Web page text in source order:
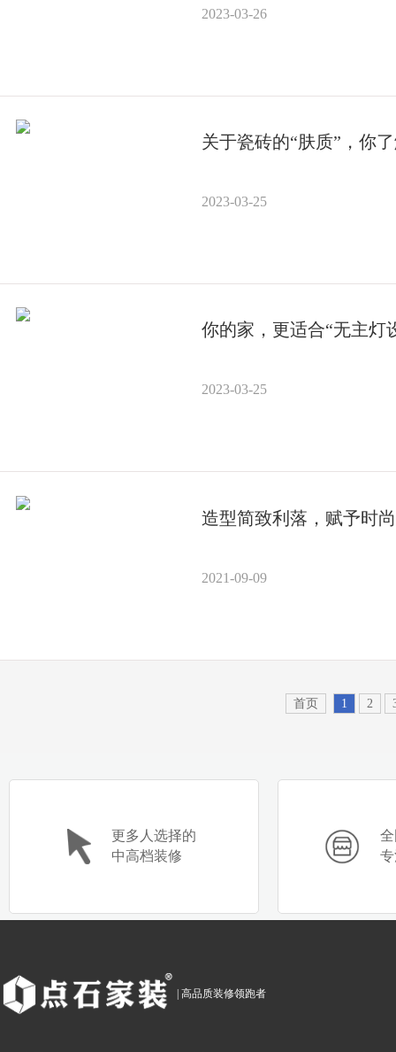
2023-03-26
关于瓷砖的“肤质”，你
2023-03-25
你的家，更适合“无主灯
2023-03-25
造型简致利落，赋予时
2021-09-09
首页 1 2
更多人选择的
中高档装修
| 高品质装修领跑者